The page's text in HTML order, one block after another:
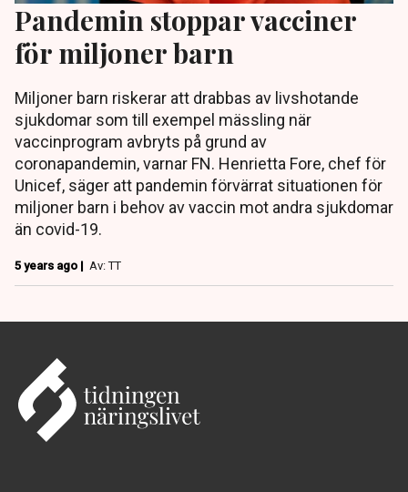
Pandemin stoppar vacciner
för miljoner barn
Miljoner barn riskerar att drabbas av livshotande
sjukdomar som till exempel mässling när
vaccinprogram avbryts på grund av
coronapandemin, varnar FN. Henrietta Fore, chef för
Unicef, säger att pandemin förvärrat situationen för
miljoner barn i behov av vaccin mot andra sjukdomar
än covid-19.
5 years ago | Av: TT